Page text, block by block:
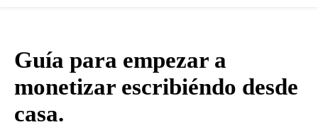
Guía para empezar a
monetizar escribiéndo desde
casa.